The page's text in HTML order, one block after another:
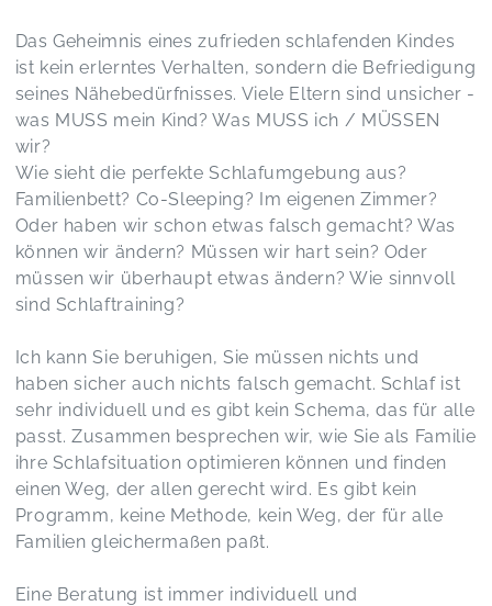
Das Geheimnis eines zufrieden schlafenden Kindes
ist kein erlerntes Verhalten, sondern die Befriedigung
seines Nähebedürfnisses. Viele Eltern sind unsicher -
was MUSS mein Kind? Was MUSS ich / MÜSSEN
wir?
Wie sieht die perfekte Schlafumgebung aus?
Familienbett? Co-Sleeping? Im eigenen Zimmer?
Oder haben wir schon etwas falsch gemacht? Was
können wir ändern? Müssen wir hart sein? Oder
müssen wir überhaupt etwas ändern? Wie sinnvoll
sind Schlaftraining?
Ich kann Sie beruhigen, Sie müssen nichts und
haben sicher auch nichts falsch gemacht. Schlaf ist
sehr individuell und es gibt kein Schema, das für alle
passt. Zusammen besprechen wir, wie Sie als Familie
ihre Schlafsituation optimieren können und finden
einen Weg, der allen gerecht wird. Es gibt kein
Programm, keine Methode, kein Weg, der für alle
Familien gleichermaßen paßt.
Eine Beratung ist immer individuell und